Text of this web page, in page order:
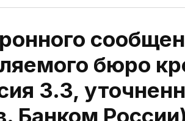
бюро
3.3,
Банком